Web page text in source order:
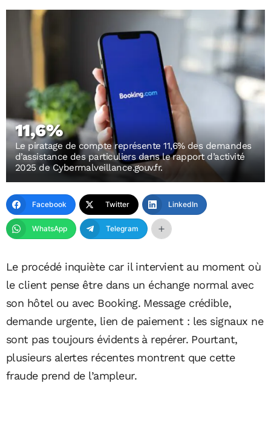
11,6%
Le piratage de compte représente 11,6% des demandes
d’assistance des particuliers dans le rapport d’activité
2025 de Cybermalveillance.gouv.fr.
Facebook Twitter LinkedIn
WhatsApp Telegram
Le procédé inquiète car il intervient au moment où
le client pense être dans un échange normal avec
son hôtel ou avec Booking. Message crédible,
demande urgente, lien de paiement : les signaux ne
sont pas toujours évidents à repérer. Pourtant,
plusieurs alertes récentes montrent que cette
fraude prend de l’ampleur.